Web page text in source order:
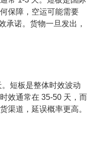
保障，空运可能需要
承诺。货物一旦发出，
短板是整体时效波动
效通常在 35-50 天，而
渠道，延误概率更高。